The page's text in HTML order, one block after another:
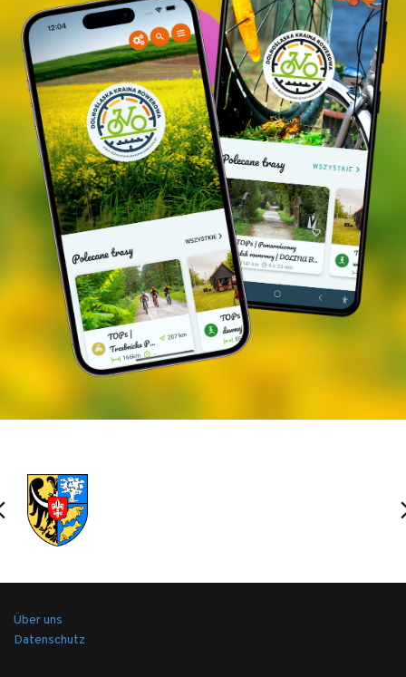
Über uns
Datenschutz